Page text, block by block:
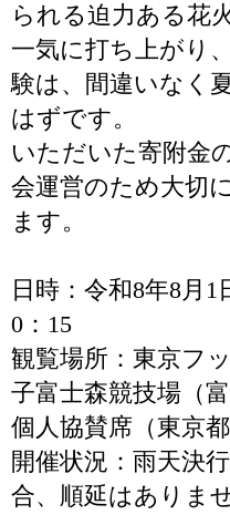
られる迫力ある花
一気に打ち上がり
験は、間違いなく
はずです。
いただいた寄附金
会運営のため大切
ます。
日時：令和8年8月
0：15
観覧場所：東京フ
子富士森競技場（
個人協賛席（東京
開催状況：雨天決
合、順延はありませ